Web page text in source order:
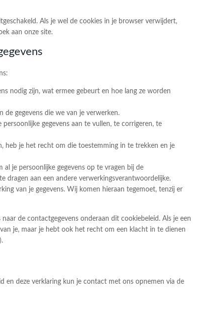
Als je wel de cookies in je browser verwijdert,
aan onze site.
nodig zijn, wat ermee gebeurt en hoe lang ze worden
de gegevens die we van je verwerken.
gegevens aan te vullen, te corrigeren, te
heb je het recht om die toestemming in te trekken en je
je persoonlijke gegevens op te vragen bij de
dragen aan een andere verwerkingsverantwoordelijke.
van je gegevens. Wij komen hieraan tegemoet, tenzij er
de contactgegevens onderaan dit cookiebeleid. Als je een
je, maar je hebt ook het recht om een klacht in te dienen
en deze verklaring kun je contact met ons opnemen via de